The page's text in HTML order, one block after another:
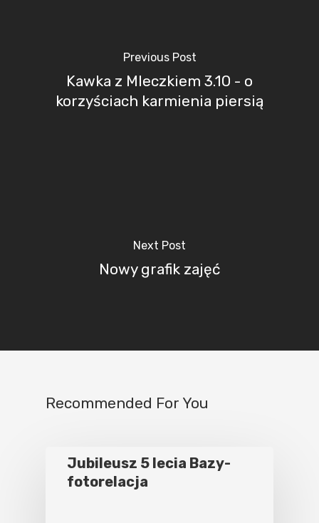
Previous Post
Kawka z Mleczkiem 3.10 - o
korzyściach karmienia piersią
Next Post
Nowy grafik zajęć
Recommended For You
Jubileusz 5 lecia Bazy-
fotorelacja